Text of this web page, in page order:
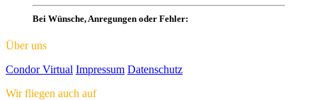
Bei Wünsche, Anregungen oder Fehler:
Über uns
Condor Virtual Impressum Datenschutz
Wir fliegen auch auf